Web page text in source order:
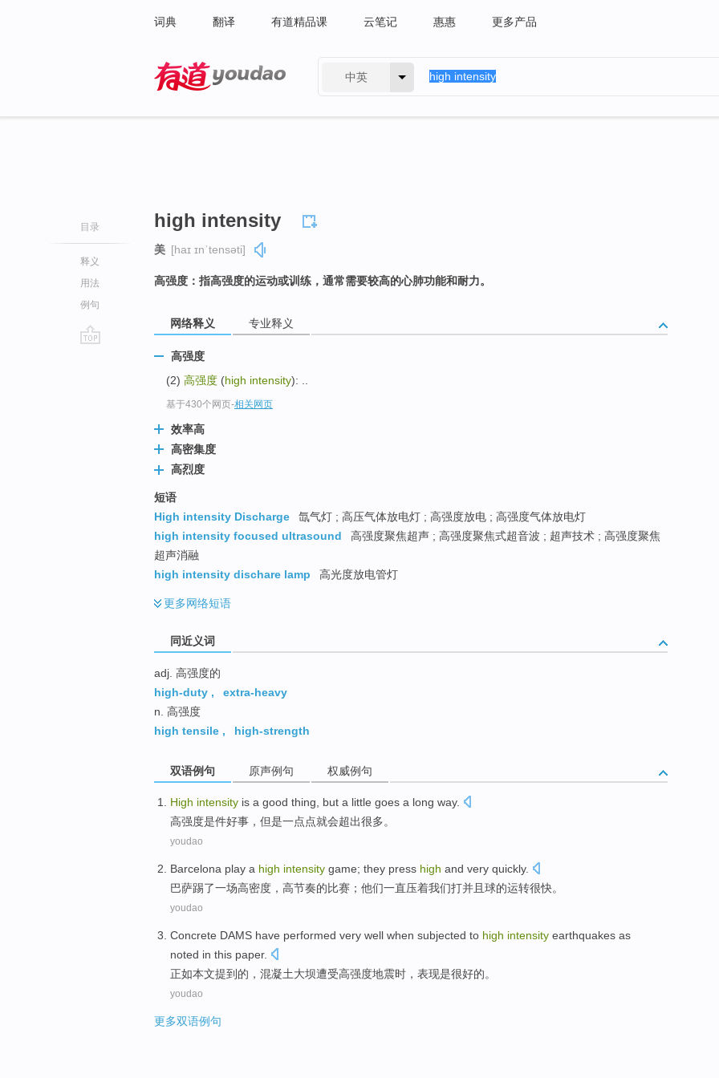
词典 翻译 有道精品课 云笔记 惠惠 更多产品
中英
目录
释义
用法
例句
high intensity
美 [haɪ ɪnˈtensəti]
高强度：指高强度的运动或训练，通常需要较高的心肺功能和耐力。
网络释义 专业释义
高强度
(2) 高强度 (high intensity): ..
基于430个网页-相关网页
效率高
高密集度
高烈度
短语
High intensity Discharge
氙气灯 ; 高压气体放电灯 ; 高强度放电 ; 高强度气体放电灯
high intensity focused ultrasound
高强度聚焦超声 ; 高强度聚焦式超音波 ; 超声技术 ; 高强度聚焦
超声消融
high intensity dischare lamp
高光度放电管灯
更多网络短语
同近义词
adj. 高强度的
high-duty ,
extra-heavy
n. 高强度
high tensile , high-strength
双语例句 原声例句 权威例句
High intensity is a good thing, but a little goes a long way.
高强度是件好事， 但是一点点就会超出很多。
youdao
Barcelona play a high intensity game; they press high and very quickly.
巴萨踢了一场高密度 ， 高节奏的比赛； 他们一直压着我们打并且 球的运转很快。
youdao
Concrete DAMS have performed very well when subjected to high intensity earthquakes as
noted in this paper.
正如本文提到 的， 混凝土大坝遭受高强度地震时 ， 表现是很好的。
youdao
更多双语例句